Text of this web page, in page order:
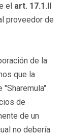
el art. 17.1.II
proveedor de
de la
que la
de
de un
no debería